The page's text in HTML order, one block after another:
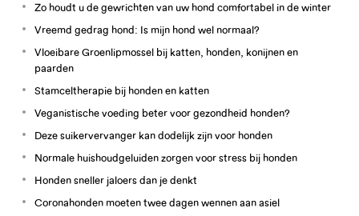
Zo houdt u de gewrichten van uw hond comfortabel in de winter
Vreemd gedrag hond: Is mijn hond wel normaal?
Vloeibare Groenlipmossel bij katten, honden, konijnen en
paarden
Stamceltherapie bij honden en katten
Veganistische voeding beter voor gezondheid honden?
Deze suikervervanger kan dodelijk zijn voor honden
Normale huishoudgeluiden zorgen voor stress bij honden
Honden sneller jaloers dan je denkt
Coronahonden moeten twee dagen wennen aan asiel